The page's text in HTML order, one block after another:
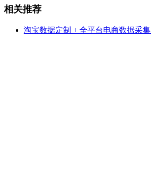
相关推荐
淘宝数据定制 + 全平台电商数据采集